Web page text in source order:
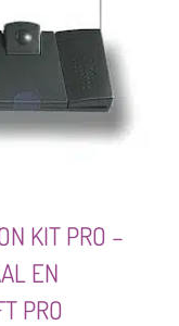
KIT PRO –
EN
PRO